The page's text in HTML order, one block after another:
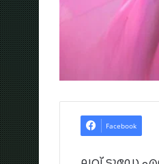
Facebook